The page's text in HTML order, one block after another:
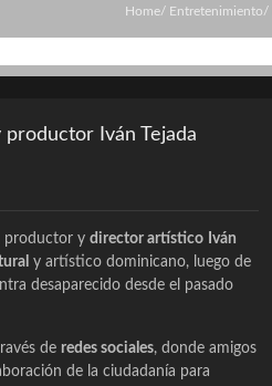
Home Entretenimiento
Iván Tejada
productor y director artístico Iván
y artístico dominicano, luego de
desaparecido desde el pasado
de redes sociales, donde amigos
de la ciudadanía para